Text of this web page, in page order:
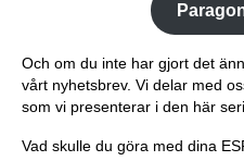
Och om du inte har gjort det
vårt nyhetsbrev. Vi delar med
som vi presenterar i den här
Vad skulle du göra med dina